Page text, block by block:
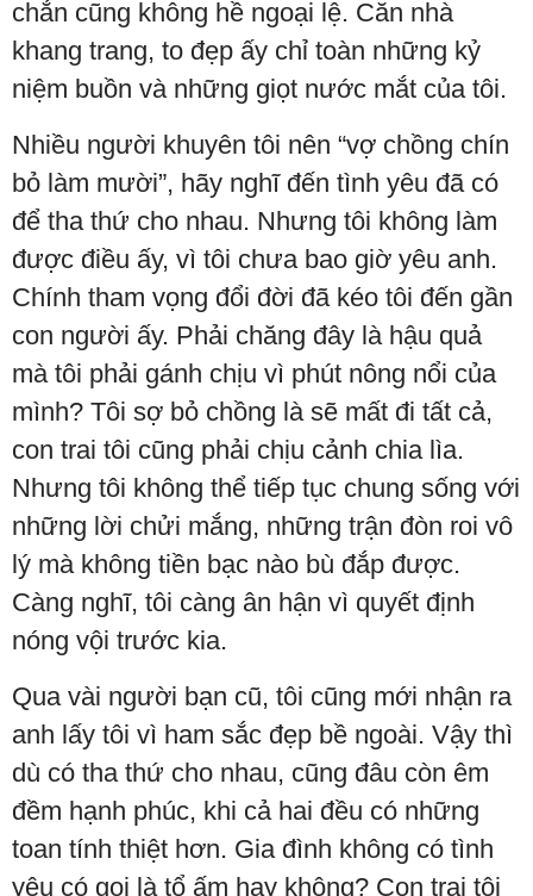
chắn cũng không hề ngoại lệ. Căn nhà
khang trang, to đẹp ấy chỉ toàn những kỷ
niệm buồn và những giọt nước mắt của tôi.
Nhiều người khuyên tôi nên “vợ chồng chín
bỏ làm mười”, hãy nghĩ đến tình yêu đã có
để tha thứ cho nhau. Nhưng tôi không làm
được điều ấy, vì tôi chưa bao giờ yêu anh.
Chính tham vọng đổi đời đã kéo tôi đến gần
con người ấy. Phải chăng đây là hậu quả
mà tôi phải gánh chịu vì phút nông nổi của
mình? Tôi sợ bỏ chồng là sẽ mất đi tất cả,
con trai tôi cũng phải chịu cảnh chia lìa.
Nhưng tôi không thể tiếp tục chung sống với
những lời chửi mắng, những trận đòn roi vô
lý mà không tiền bạc nào bù đắp được.
Càng nghĩ, tôi càng ân hận vì quyết định
nóng vội trước kia.
Qua vài người bạn cũ, tôi cũng mới nhận ra
anh lấy tôi vì ham sắc đẹp bề ngoài. Vậy thì
dù có tha thứ cho nhau, cũng đâu còn êm
đềm hạnh phúc, khi cả hai đều có những
toan tính thiệt hơn. Gia đình không có tình
yêu có gọi là tổ ấm hay không? Con trai tôi